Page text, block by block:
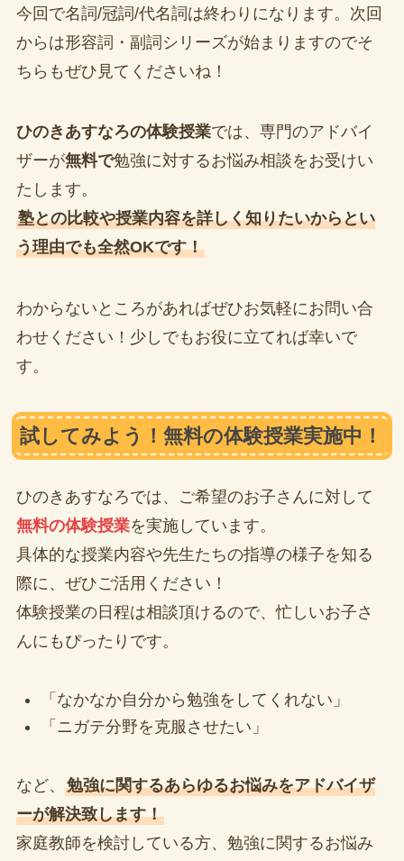
今回で名詞/冠詞/代名詞は終わりになります。次回
からは形容詞・副詞シリーズが始まりますのでそ
ちらもぜひ見てくださいね！
ひのきあすなろの体験授業では、専門のアドバイ
ザーが無料で勉強に対するお悩み相談をお受けい
たします。
塾との比較や授業内容を詳しく知りたいからとい
う理由でも全然OKです！
わからないところがあればぜひお気軽にお問い合
わせください！少しでもお役に立てれば幸いで
す。
試してみよう！無料の体験授業実施中！
ひのきあすなろでは、ご希望のお子さんに対して
無料の体験授業を実施しています。
具体的な授業内容や先生たちの指導の様子を知る
際に、ぜひご活用ください！
体験授業の日程は相談頂けるので、忙しいお子さ
んにもぴったりです。
「なかなか自分から勉強をしてくれない」
「ニガテ分野を克服させたい」
など、 勉強に関するあらゆるお悩みをアドバイザ
ーが解決致します！
家庭教師を検討している方、勉強に関するお悩み